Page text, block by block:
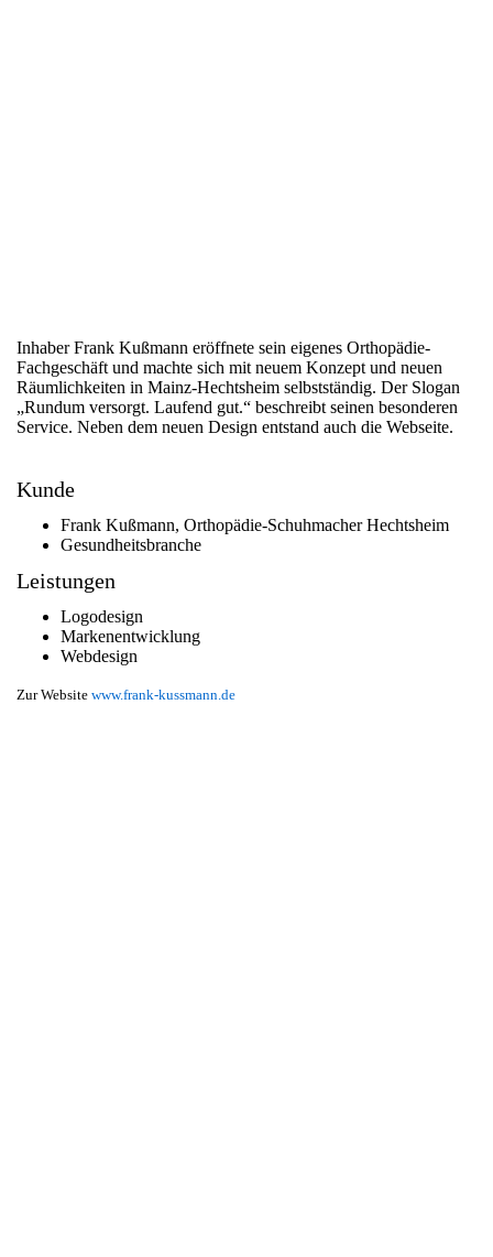
Inhaber Frank Kußmann eröffnete sein eigenes Orthopädie-
Fachgeschäft und machte sich mit neuem Konzept und neuen
Räumlichkeiten in Mainz-Hechtsheim selbstständig. Der Slogan
„Rundum versorgt. Laufend gut.“ beschreibt seinen besonderen
Service. Neben dem neuen Design entstand auch die Webseite.
Kunde
Frank Kußmann, Orthopädie-Schuhmacher Hechtsheim
Gesundheitsbranche
Leistungen
Logodesign
Markenentwicklung
Webdesign
Zur Website www.frank-kussmann.de